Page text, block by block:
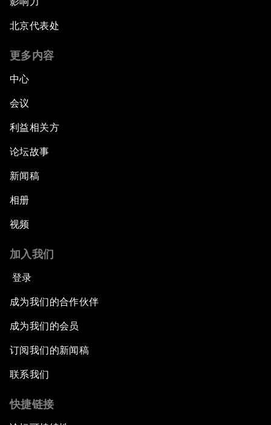
北京代表处
更多内容
中心
会议
利益相关方
论坛故事
新闻稿
相册
视频
加入我们
登录
成为我们的合作伙伴
成为我们的会员
订阅我们的新闻稿
联系我们
快捷链接